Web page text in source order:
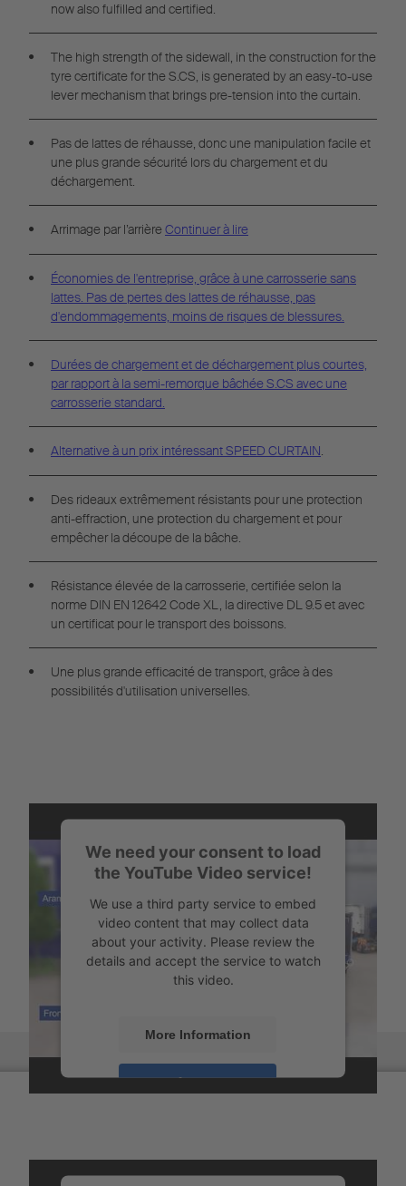
now also fulfilled and certified.
The high strength of the sidewall, in the construction for the
tyre certificate for the S.CS, is generated by an easy-to-use
lever mechanism that brings pre-tension into the curtain.
Pas de lattes de réhausse, donc une manipulation facile et
une plus grande sécurité lors du chargement et du
déchargement.
Arrimage par l’arrièreContinuer à lire
Économies de l'entreprise, grâce à une carrosserie sans
lattes. Pas de pertes des lattes de réhausse, pas
d'endommagements, moins de risques de blessures.
Durées de chargement et de déchargement plus courtes,
par rapport à la semi-remorque bâchée S.CS avec une
carrosserie standard.
Alternative à un prix intéressantSPEED CURTAIN.
Des rideaux extrêmement résistants pour une protection
anti-effraction, une protection du chargement et pour
empêcher la découpe de la bâche.
Résistance élevée de la carrosserie, certifiée selon la
norme DIN EN 12642 Code XL, la directive DL 9.5 et avec
un certificat pour le transport des boissons.
Une plus grande efficacité de transport, grâce à des
possibilités d'utilisation universelles.
We need your consent to load
the YouTube Video service!
We use a third party service to embed
video content that may collect data
about your activity. Please review the
details and accept the service to watch
this video.
More Information
Accept
Vue d'ensemble